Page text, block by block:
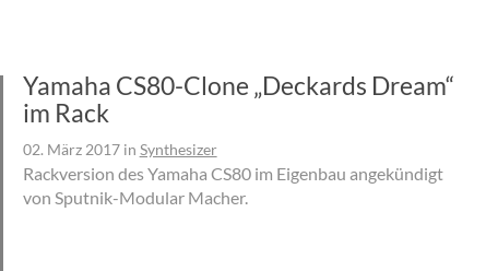
Yamaha CS80-Clone „Deckards Dream“
im Rack
02. März 2017in Synthesizer
Rackversion des Yamaha CS80 im Eigenbau angekündigt
von Sputnik-Modular Macher.